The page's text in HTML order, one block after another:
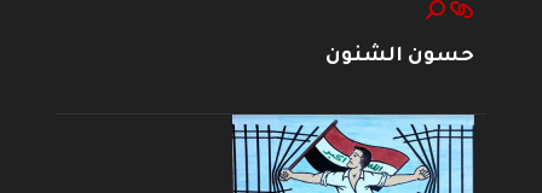
حسون الشنون